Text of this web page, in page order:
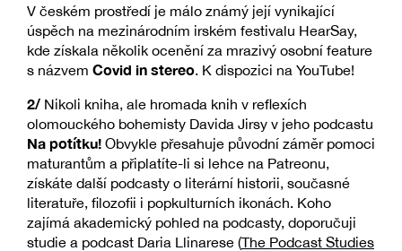
V českém prostředí je málo známý její vynikající
úspěch na mezinárodním irském festivalu HearSay,
kde získala několik ocenění za mrazivý osobní feature
s názvem Covid in stereo. K dispozici na YouTube!
2/ Nikoli kniha, ale hromada knih v reflexích
olomouckého bohemisty Davida Jirsy v jeho podcastu
Na potítku! Obvykle přesahuje původní záměr pomoci
maturantům a připlatíte-li si lehce na Patreonu,
získáte další podcasty o literární historii, současné
literatuře, filozofii i popkulturních ikonách. Koho
zajímá akademický pohled na podcasty, doporučuji
studie a podcast Daria Llinarese (The Podcast Studies